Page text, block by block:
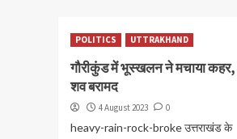
POLITICS UTTRAKHAND
गौरीकुंड में भूस्खलन ने मचाया कहर,
शव बरामद
4 August 2023 0
heavy-rain-rock-broke उत्तराखंड के